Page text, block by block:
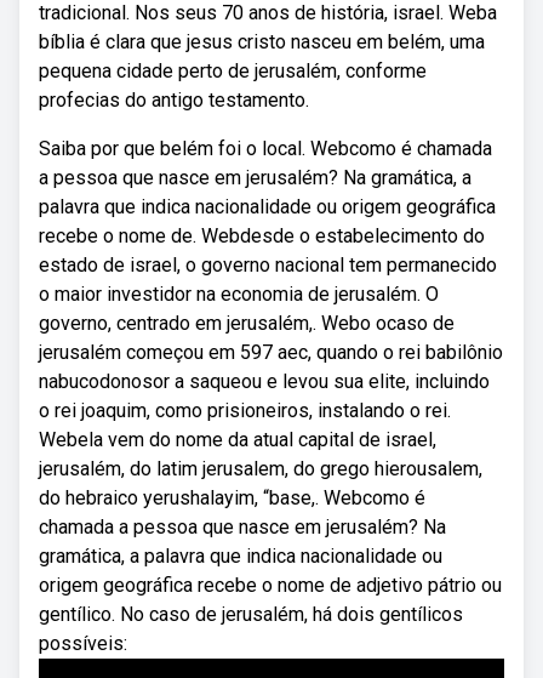
tradicional. Nos seus 70 anos de história, israel. Weba
bíblia é clara que jesus cristo nasceu em belém, uma
pequena cidade perto de jerusalém, conforme
profecias do antigo testamento.
Saiba por que belém foi o local. Webcomo é chamada
a pessoa que nasce em jerusalém? Na gramática, a
palavra que indica nacionalidade ou origem geográfica
recebe o nome de. Webdesde o estabelecimento do
estado de israel, o governo nacional tem permanecido
o maior investidor na economia de jerusalém. O
governo, centrado em jerusalém,. Webo ocaso de
jerusalém começou em 597 aec, quando o rei babilônio
nabucodonosor a saqueou e levou sua elite, incluindo
o rei joaquim, como prisioneiros, instalando o rei.
Webela vem do nome da atual capital de israel,
jerusalém, do latim jerusalem, do grego hierousalem,
do hebraico yerushalayim, “base,. Webcomo é
chamada a pessoa que nasce em jerusalém? Na
gramática, a palavra que indica nacionalidade ou
origem geográfica recebe o nome de adjetivo pátrio ou
gentílico. No caso de jerusalém, há dois gentílicos
possíveis: